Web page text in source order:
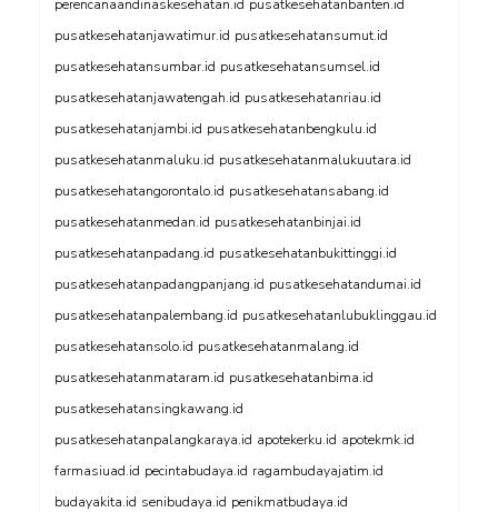
perencanaandinaskesehatan.id pusatkesehatanbanten.id
pusatkesehatanjawatimur.id pusatkesehatansumut.id
pusatkesehatansumbar.id pusatkesehatansumsel.id
pusatkesehatanjawatengah.id pusatkesehatanriau.id
pusatkesehatanjambi.id pusatkesehatanbengkulu.id
pusatkesehatanmaluku.id pusatkesehatanmalukuutara.id
pusatkesehatangorontalo.id pusatkesehatansabang.id
pusatkesehatanmedan.id pusatkesehatanbinjai.id
pusatkesehatanpadang.id pusatkesehatanbukittinggi.id
pusatkesehatanpadangpanjang.id pusatkesehatandumai.id
pusatkesehatanpalembang.id pusatkesehatanlubuklinggau.id
pusatkesehatansolo.id pusatkesehatanmalang.id
pusatkesehatanmataram.id pusatkesehatanbima.id
pusatkesehatansingkawang.id
pusatkesehatanpalangkaraya.id apotekerku.id apotekmk.id
farmasiuad.id pecintabudaya.id ragambudayajatim.id
budayakita.id senibudaya.id penikmatbudaya.id